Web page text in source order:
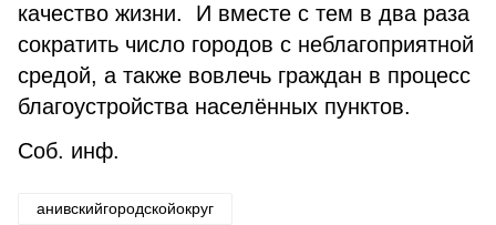
качество жизни. И вместе с тем в два раза
сократить число городов с неблагоприятной
средой, а также вовлечь граждан в процесс
благоустройства населённых пунктов.
Соб. инф.
анивскийгородскойокруг